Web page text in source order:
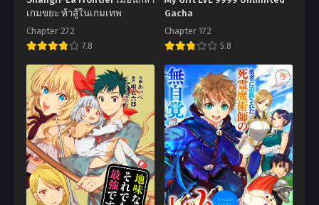
เกมขยะ ท้าสู้ในเกมเทพ
Chapter 272
7.8
Shangri-
La
Frontier
เมื่อ
นัก
ล่า
เกม
Gacha
Chapter 172
5.8
My
Gift
LVL
9999
Unlimited
Gacha